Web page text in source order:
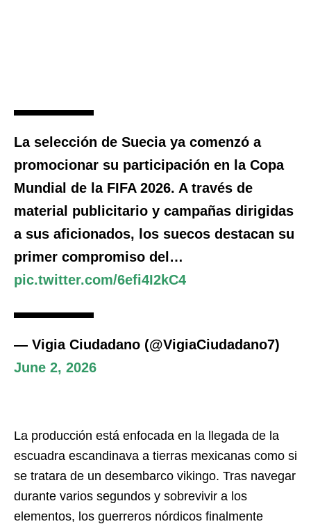
La selección de Suecia ya comenzó a
promocionar su participación en la Copa
Mundial de la FIFA 2026. A través de
material publicitario y campañas dirigidas
a sus aficionados, los suecos destacan su
primer compromiso del…
pic.twitter.com/6efi4I2kC4
— Vigia Ciudadano (@VigiaCiudadano7)
June 2, 2026
La producción está enfocada en la llegada de la
escuadra escandinava a tierras mexicanas como si
se tratara de un desembarco vikingo. Tras navegar
durante varios segundos y sobrevivir a los
elementos, los guerreros nórdicos finalmente